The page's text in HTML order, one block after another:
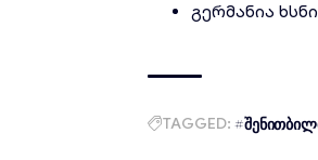
გერმანია
TAGGED: